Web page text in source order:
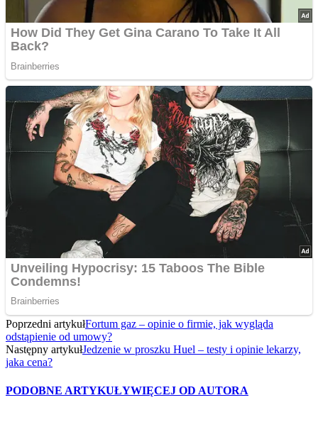
Poprzedni artykułFortum gaz – opinie o firmie, jak wygląda
odstąpienie od umowy?
Następny artykułJedzenie w proszku Huel – testy i opinie lekarzy,
jaka cena?
PODOBNE ARTYKUŁYWIĘCEJ OD AUTORA